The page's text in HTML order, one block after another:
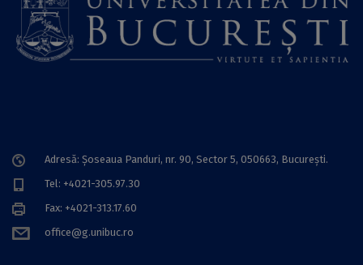
Adresă: Șoseaua Panduri, nr. 90, Sector 5, 050663, Bucureşti.
Tel: +4021-305.97.30
Fax: +4021-313.17.60
office@g.unibuc.ro